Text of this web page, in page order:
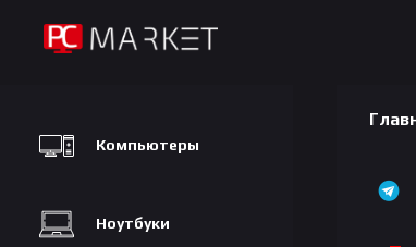
Компьютеры
Ноутбуки